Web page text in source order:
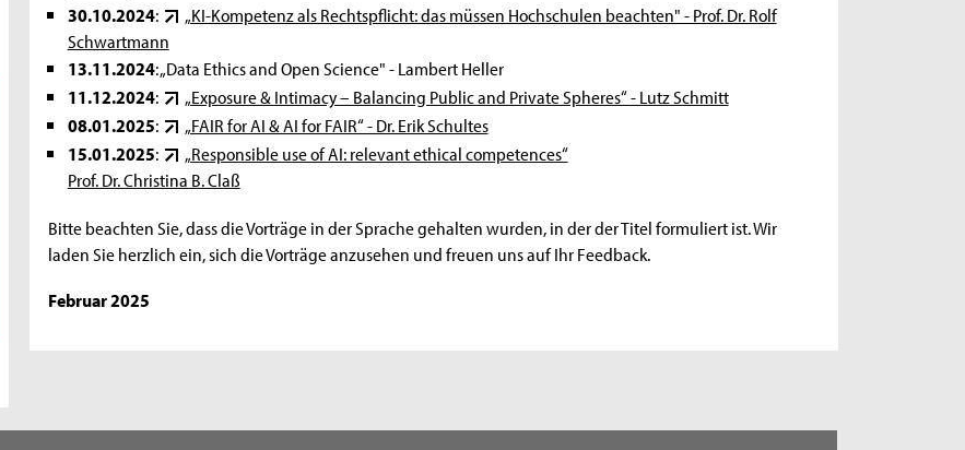
30.10.2024:
„KI-Kompetenz als Rechtspflicht: das müssen Hochschulen beachten" - Prof. Dr. Rolf
Schwartmann
13.11.2024: „Data Ethics and Open Science" - Lambert Heller
11.12.2024:
„Exposure & Intimacy – Balancing Public and Private Spheres“ - Lutz Schmitt
08.01.2025:
„FAIR for AI & AI for FAIR“ - Dr. Erik Schultes
15.01.2025:
„Responsible use of AI: relevant ethical competences“
Prof. Dr. Christina B. Claß
Bitte beachten Sie, dass die Vorträge in der Sprache gehalten wurden, in der der Titel formuliert ist. Wir
laden Sie herzlich ein, sich die Vorträge anzusehen und freuen uns auf Ihr Feedback.
Februar 2025